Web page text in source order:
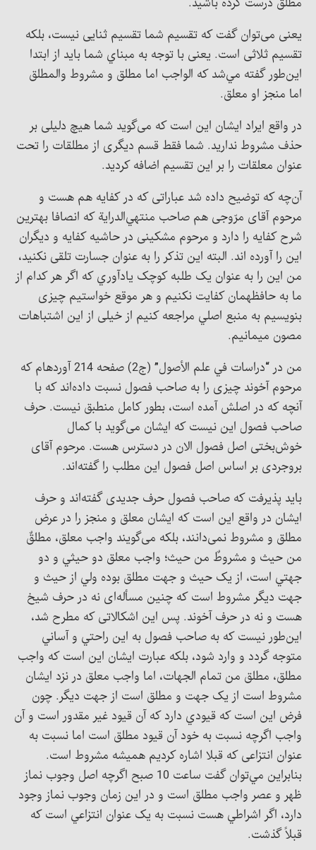
یعنی می‌توان گفت که تقسیم شما تقسیم ثنایی نیست، بلکه
تقسیم ثلاثی است. یعنی با توجه به مبناي شما باید از ابتدا
این‌طور گفته مي‌شد که الواجب اما مطلق و مشروط والمطلق
اما منجز او معلق.
در واقع ایراد ایشان این است که می‌گوید شما هیچ دلیلی بر
حذف مشروط ندارید. شما فقط قسم دیگری از مطلقات را تحت
عنوان معلقات را بر این تقسیم اضافه کردید.
آن‌چه که توضيح داده شد عباراتی که در کفایه هم هست و
مرحوم آقای مرّوجی هم صاحب منتهي‌الدراية که انصافا بهترین
شرح کفایه را دارد و مرحوم مشکینی در حاشیه کفایه و ديگران
این را آورده اند. البته این تذکر را به عنوان جسارت تلقی نکنید،
من این را به عنوان یک طلبه کوچک يادآوري که اگر هر کدام از
ما به حافظه‎مان کفایت نکنیم و هر موقع خواستیم چیزی
بنویسیم به منبع اصلي مراجعه کنیم از خیلی از این اشتباهات
مصون می‎مانیم.
من در “دراسات في علم الأصول” (ج2) صفحه 214 آورده‎ام که
مرحوم آخوند چیزی را به صاحب فصول نسبت داده‎‌اند که با
آنچه که در اصلش آمده است، بطور کامل منطبق نیست. حرف
صاحب فصول این نیست که ایشان می‌گوید با کمال
خوش‌بختی اصل فصول الان در دسترس هست. مرحوم آقای
بروجردی بر اساس اصل فصول این مطلب را گفته‎‌اند.
باید پذیرفت که صاحب فصول حرف جدیدی گفته‌اند و حرف
ایشان در واقع این است که ایشان معلق و منجز را در عرض
مطلق و مشروط نمی‌دانند، بلکه می‌گویند واجب معلق، مطلقٌ
من حیث و مشروطٌ من حیث؛ واجب معلق دو حيثي و دو
جهتي است، از يک حيث و جهت مطلق بوده ولي از حيث و
جهت ديگر مشروط است که چنین مسأله‌ای نه در حرف شیخ
هست و نه در حرف آخوند. پس این‎ اشکالاتی که مطرح شد،
این‌طور نیست که به صاحب فصول به اين راحتي و آساني
متوجه گردد و وارد شود، بلکه عبارت ایشان این است که واجب
مطلق، مطلق من تمام الجهات، اما واجب معلق در نزد ایشان
مشروط است از یک جهت و مطلق است از جهت دیگر. چون
فرض این است که قيودي دارد که آن قيود غیر مقدور است و آن
واجب اگرچه نسبت به خود آن قيود مطلق است اما نسبت به
عنوان انتزاعی که قبلا اشاره کردیم همیشه مشروط است.
بنابراين مي‌توان گفت ساعت 10 صبح اگرچه اصل وجوب نماز
ظهر و عصر واجب مطلق است و در این زمان وجوب نماز وجود
دارد، اگر اشراطي هست نسبت به يک عنوان انتزاعي است که
قبلاً گذشت.